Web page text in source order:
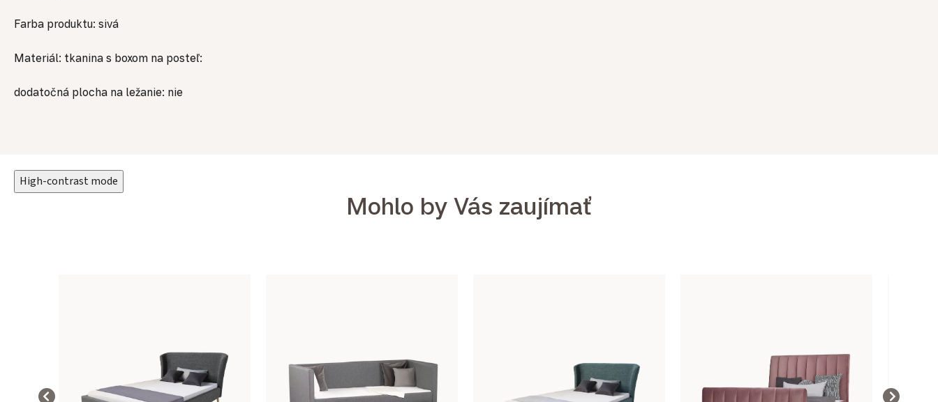
Farba produktu: sivá
Materiál: tkanina s boxom na posteľ:
dodatočná plocha na ležanie: nie
High-contrast mode
Mohlo by Vás zaujímať